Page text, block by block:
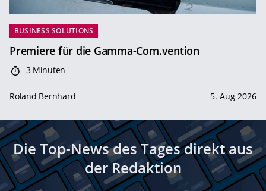
BUSINESS SOLUTIONS
Premiere für die Gamma-Com.vention
3 Minuten
Roland Bernhard 5. Aug 2026
Die Top-News des Tages direkt aus
der Redaktion